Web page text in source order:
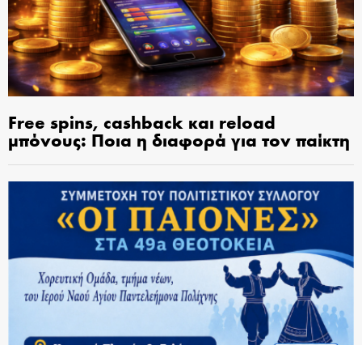
Free spins, cashback και reload
μπόνους: Ποια η διαφορά για τον παίκτη